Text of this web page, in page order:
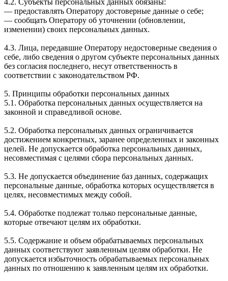
— предоставлять Оператору достоверные данные о себе;
— сообщать Оператору об уточнении (обновлении,
изменении) своих персональных данных.
4.3. Лица, передавшие Оператору недостоверные сведения о
себе, либо сведения о другом субъекте персональных данных
без согласия последнего, несут ответственность в
соответствии с законодательством РФ.
5. Принципы обработки персональных данных
5.1. Обработка персональных данных осуществляется на
законной и справедливой основе.
5.2. Обработка персональных данных ограничивается
достижением конкретных, заранее определенных и законных
целей. Не допускается обработка персональных данных,
несовместимая с целями сбора персональных данных.
5.3. Не допускается объединение баз данных, содержащих
персональные данные, обработка которых осуществляется в
целях, несовместимых между собой.
5.4. Обработке подлежат только персональные данные,
которые отвечают целям их обработки.
5.5. Содержание и объем обрабатываемых персональных
данных соответствуют заявленным целям обработки. Не
допускается избыточность обрабатываемых персональных
данных по отношению к заявленным целям их обработки.